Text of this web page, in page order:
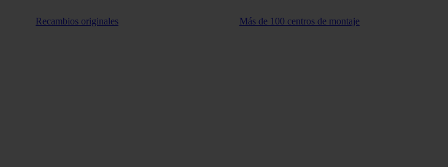
Recambios originales Más de 100 centros de montaje